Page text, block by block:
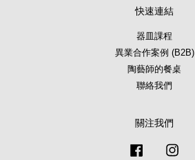
快速連結
器皿課程
異業合作案例 (B2B)
陶藝師的餐桌
聯絡我們
關注我們
Facebook